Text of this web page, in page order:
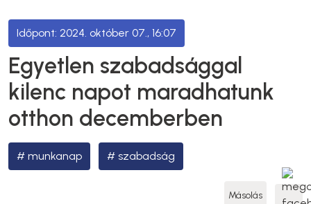
2024. október 07., 16:07
Egyetlen szabadsággal
kilenc napot maradhatunk
otthon decemberben
munkanap szabadság
Másolás